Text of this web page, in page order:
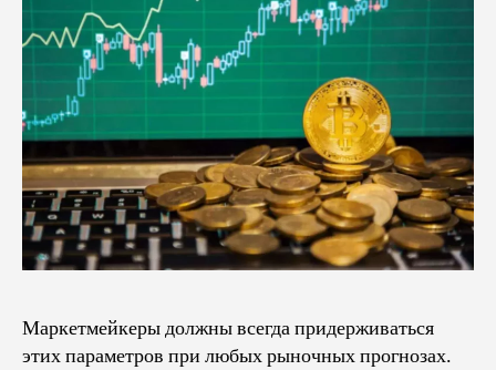
Маркетмейкеры должны всегда придерживаться
этих параметров при любых рыночных прогнозах.